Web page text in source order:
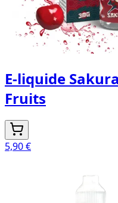
E-liquide
Fruits
5,90 €